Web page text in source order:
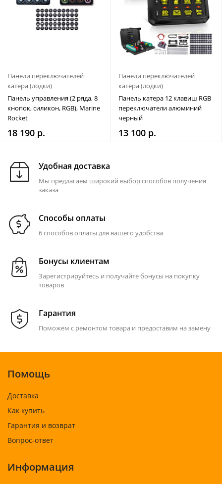
Панели переключателей
катера (лодки)
Панель управления (2 ряда, 8
кнопок, силикон, RGB), Marine
Rocket
18 190 р.
Панели переключателей
катера (лодки)
Панель катера 12 клавиш RGB
переключатели алюминий
черный
13 100 р.
Удобная доставка
Мы предлагаем широкий выбор способов получения
заказа
Способы оплаты
6 способов оплаты для вашего удобства
Бонусы клиентам
Зарегистрируйтесь и получайте бонусы на покупку
товаров
Гарантия
Поможем с ремонтом товара и предоставим на замену
Помощь
Доставка
Как купить
Гарантия и возврат
Вопрос-ответ
Информация